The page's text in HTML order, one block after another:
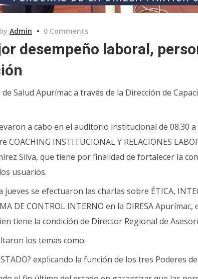
by Admin 0 Comments
desempeño laboral,
Salud Apurímac a través de la Dirección de
a cabo en el auditorio institucional de 08.30
INSTITUCIONAL Y RELACIONES
Silva, que tiene por finalidad de fortalecer la
usuarios.
jueves se efectuaron las charlas sobre ÉTICA,
DE CONTROL INTERNO en la DIRESA
tiene la condición de Director Regional de
los temas como:
explicando la función de los tres Poderes